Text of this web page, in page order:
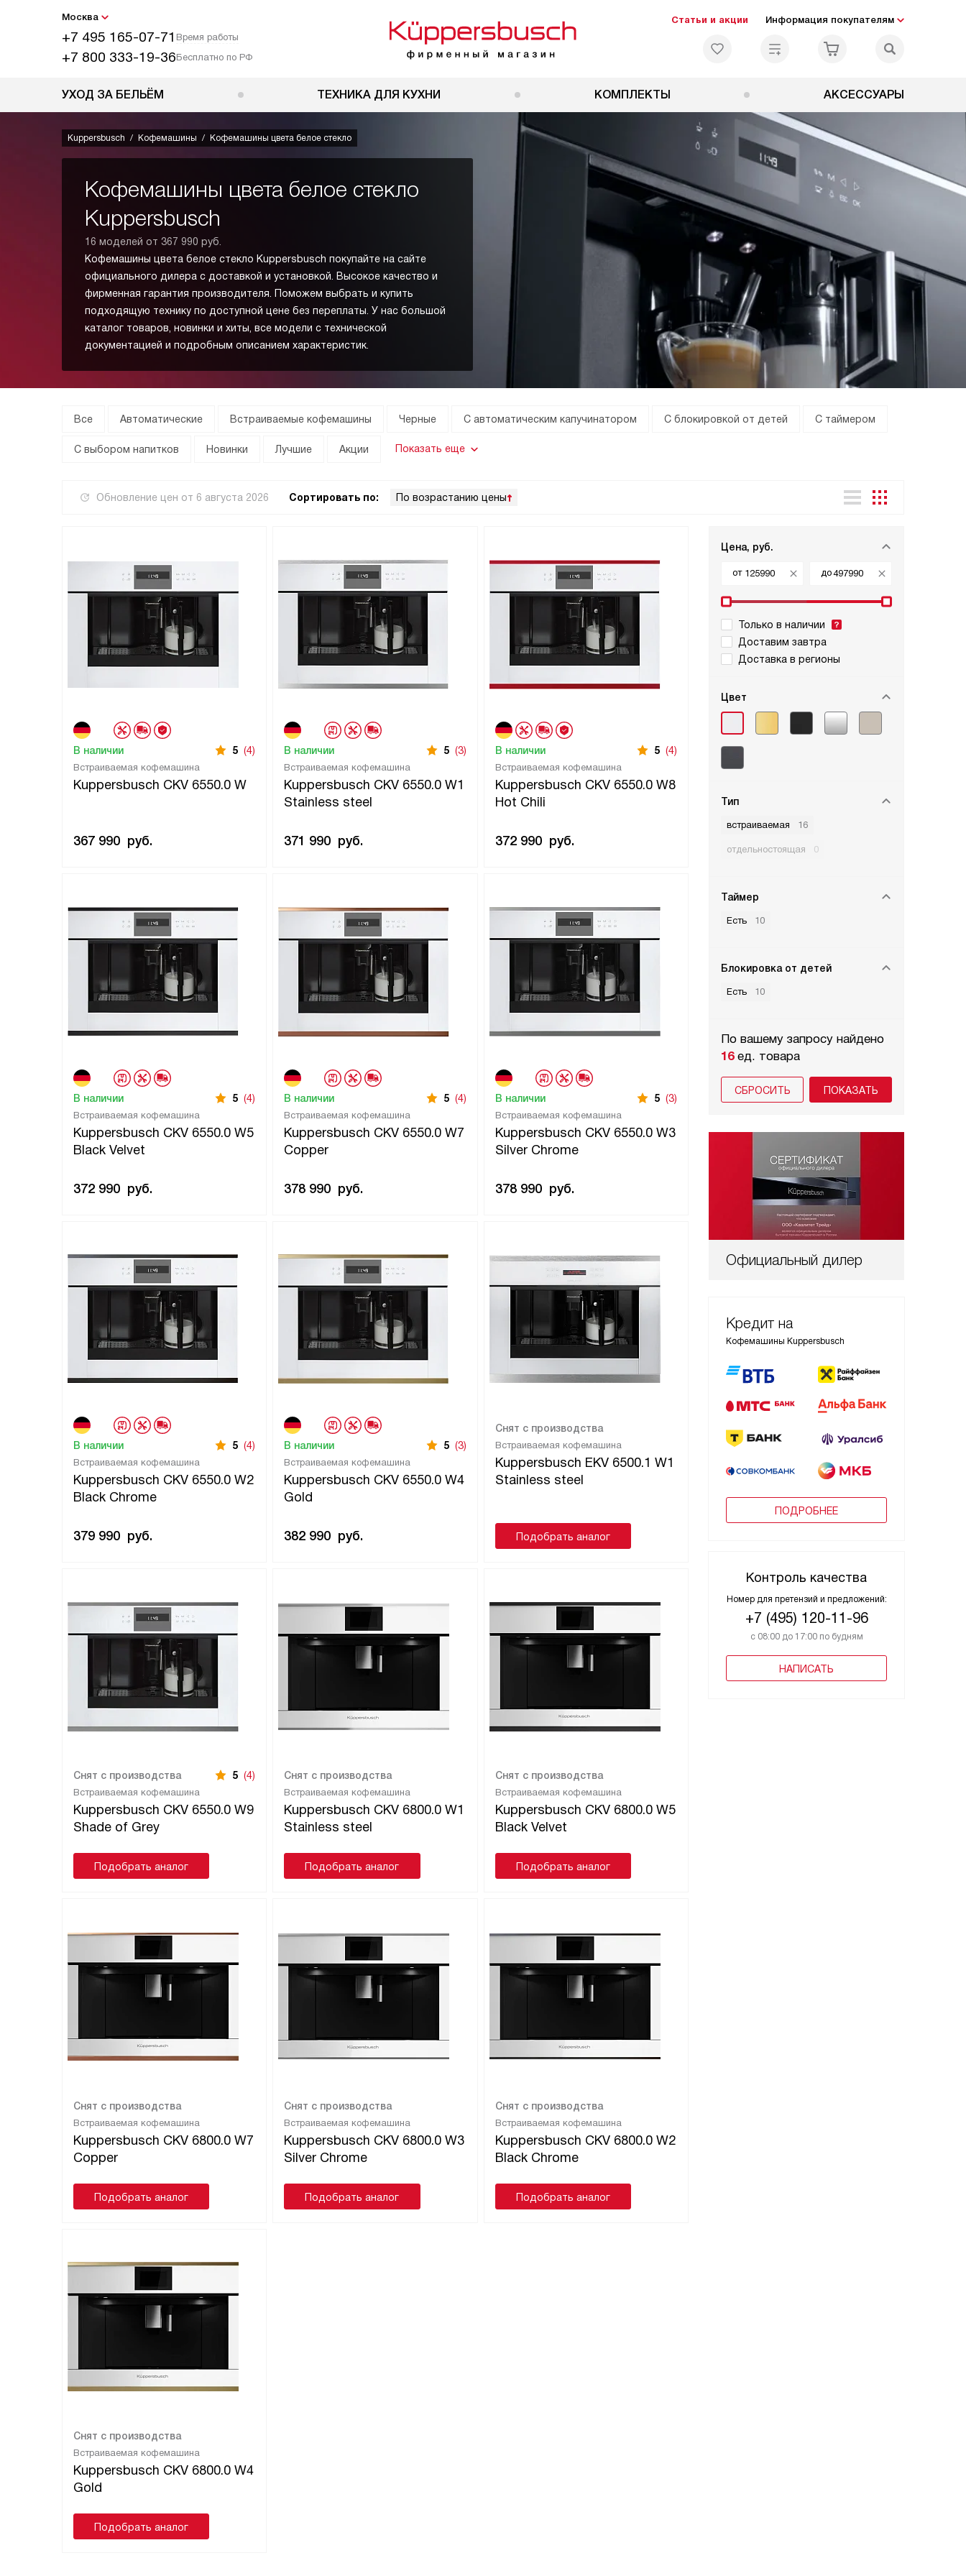
Москва
+7 495 165-07-71 Время работы
+7 800 333-19-36Бесплатно по РФ
Статьи и акции Информация покупателям
УХОД ЗА БЕЛЬЁМ ТЕХНИКА ДЛЯ КУХНИ КОМПЛЕКТЫ АКСЕССУАРЫ
Kuppersbusch Кофемашины Кофемашины цвета белое стекло
Кофемашины цвета белое стекло
Kuppersbusch
16 моделей от 367 990 руб.
Кофемашины цвета белое стекло Kuppersbusch покупайте на сайте
официального дилера с доставкой и установкой. Высокое качество и
фирменная гарантия производителя. Поможем выбрать и купить
подходящую технику по доступной цене без переплаты. У нас большой
каталог товаров, новинки и хиты, все модели с технической
документацией и подробным описанием характеристик.
Все Автоматические Встраиваемые кофемашины Черные С автоматическим капучинатором С блокировкой от детей С таймером
С выбором напитков Новинки Лучшие Акции Показать еще
Обновление цен от 6 августа 2026 Сортировать по: По возрастанию цены
Цена, руб.
от до
Только в наличии
Доставим завтра
Доставка в регионы
Цвет
Тип
встраиваемая 16
отдельностоящая 0
Таймер
Есть 10
Блокировка от детей
Есть 10
По вашему запросу найдено
16ед. товара
СБРОСИТЬ
Официальный дилер
Кредит на
Кофемашины Kuppersbusch
ПОДРОБНЕЕ
Контроль качества
Номер для претензий и предложений:
+7 (495) 120-11-96
с 08:00 до 17:00 по будням
НАПИСАТЬ
Встраиваемая кофемашина
Kuppersbusch CKV 6550.0 W
В наличии 5 (4)
367 990 руб.
Встраиваемая кофемашина
Kuppersbusch CKV 6550.0 W1
Stainless steel
В наличии 5 (3)
371 990 руб.
Встраиваемая кофемашина
Kuppersbusch CKV 6550.0 W8
Hot Chili
В наличии 5 (4)
372 990 руб.
Встраиваемая кофемашина
Kuppersbusch CKV 6550.0 W5
Black Velvet
В наличии 5 (4)
372 990 руб.
Встраиваемая кофемашина
Kuppersbusch CKV 6550.0 W7
Copper
В наличии 5 (4)
378 990 руб.
Встраиваемая кофемашина
Kuppersbusch CKV 6550.0 W3
Silver Chrome
В наличии 5 (3)
378 990 руб.
Встраиваемая кофемашина
Kuppersbusch CKV 6550.0 W2
Black Chrome
В наличии 5 (4)
379 990 руб.
Встраиваемая кофемашина
Kuppersbusch CKV 6550.0 W4
Gold
В наличии 5 (3)
382 990 руб.
Встраиваемая кофемашина
Kuppersbusch EKV 6500.1 W1
Stainless steel
Снят с производства
Подобрать аналог
Встраиваемая кофемашина
Kuppersbusch CKV 6550.0 W9
Shade of Grey
Снят с производства 5 (4)
Подобрать аналог
Встраиваемая кофемашина
Kuppersbusch CKV 6800.0 W1
Stainless steel
Снят с производства
Подобрать аналог
Встраиваемая кофемашина
Kuppersbusch CKV 6800.0 W5
Black Velvet
Снят с производства
Подобрать аналог
Встраиваемая кофемашина
Kuppersbusch CKV 6800.0 W7
Copper
Снят с производства
Подобрать аналог
Встраиваемая кофемашина
Kuppersbusch CKV 6800.0 W3
Silver Chrome
Снят с производства
Подобрать аналог
Встраиваемая кофемашина
Kuppersbusch CKV 6800.0 W2
Black Chrome
Снят с производства
Подобрать аналог
Встраиваемая кофемашина
Kuppersbusch CKV 6800.0 W4
Gold
Снят с производства
Подобрать аналог